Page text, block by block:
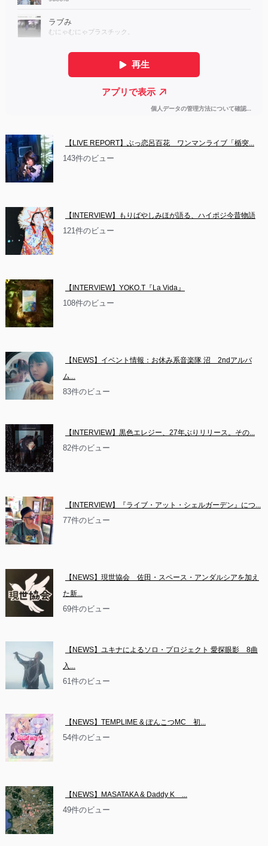
【LIVE REPORT】ぶっ恋呂百花　ワンマンライブ「楯突...
143件のビュー
【INTERVIEW】もりばやしみほが語る、ハイポジ今昔物語
121件のビュー
【INTERVIEW】YOKO.T『La Vida』
108件のビュー
【NEWS】イベント情報：お休み系音楽隊 沼　2ndアルバ
ム...
83件のビュー
【INTERVIEW】黒色エレジー、27年ぶりリリース。その...
82件のビュー
【INTERVIEW】『ライブ・アット・シェルガーデン』につ...
77件のビュー
【NEWS】現世協会　佐田・スペース・アンダルシアを加え
た新...
69件のビュー
【NEWS】ユキナによるソロ・プロジェクト 愛探眼影　8曲
入...
61件のビュー
【NEWS】TEMPLIME & ぽんこつMC　初...
54件のビュー
【NEWS】MASATAKA & Daddy K　...
49件のビュー